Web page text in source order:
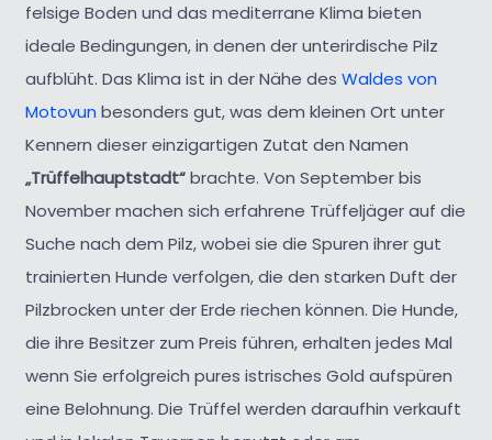
felsige Boden und das mediterrane Klima bieten
ideale Bedingungen, in denen der unterirdische Pilz
aufblüht. Das Klima ist in der Nähe des Waldes von
Motovun besonders gut, was dem kleinen Ort unter
Kennern dieser einzigartigen Zutat den Namen
„Trüffelhauptstadt“brachte. Von September bis
November machen sich erfahrene Trüffeljäger auf die
Suche nach dem Pilz, wobei sie die Spuren ihrer gut
trainierten Hunde verfolgen, die den starken Duft der
Pilzbrocken unter der Erde riechen können. Die Hunde,
die ihre Besitzer zum Preis führen, erhalten jedes Mal
wenn Sie erfolgreich pures istrisches Gold aufspüren
eine Belohnung. Die Trüffel werden daraufhin verkauft